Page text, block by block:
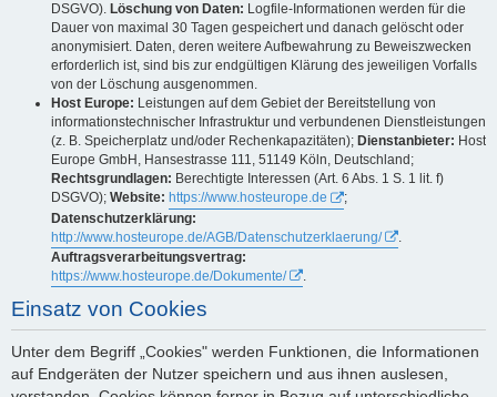
DSGVO). Löschung von Daten: Logfile-Informationen werden für die
Dauer von maximal 30 Tagen gespeichert und danach gelöscht oder
anonymisiert. Daten, deren weitere Aufbewahrung zu Beweiszwecken
erforderlich ist, sind bis zur endgültigen Klärung des jeweiligen Vorfalls
von der Löschung ausgenommen.
Host Europe: Leistungen auf dem Gebiet der Bereitstellung von
informationstechnischer Infrastruktur und verbundenen Dienstleistungen
(z. B. Speicherplatz und/oder Rechenkapazitäten); Dienstanbieter: Host
Europe GmbH, Hansestrasse 111, 51149 Köln, Deutschland;
Rechtsgrundlagen: Berechtigte Interessen (Art. 6 Abs. 1 S. 1 lit. f)
DSGVO); Website: https://www.hosteurope.de
;
Datenschutzerklärung:
http://www.hosteurope.de/AGB/Datenschutzerklaerung/
Auftragsverarbeitungsvertrag:
https://www.hosteurope.de/Dokumente/
.
Einsatz von Cookies
Unter dem Begriff „Cookies" werden Funktionen, die Informationen
auf Endgeräten der Nutzer speichern und aus ihnen auslesen,